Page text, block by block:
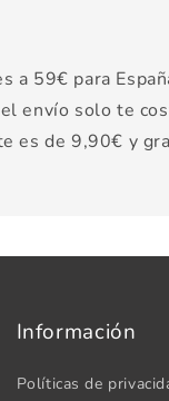
a 59€ para
envío solo te
es de 9,90€ y
Información
Políticas de